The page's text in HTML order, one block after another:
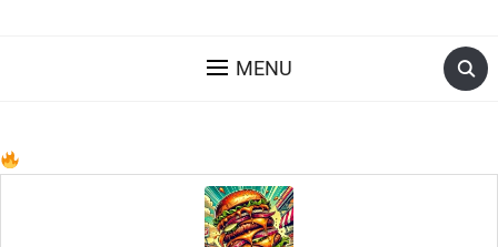
MENU